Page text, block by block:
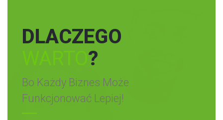
DLACZEGO
WARTO?
Bo Każdy Biznes Może
Funkcjonować Lepiej!